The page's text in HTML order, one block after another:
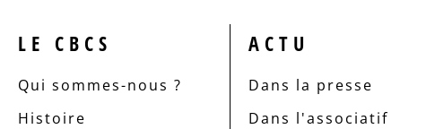
LE CBCS
Qui sommes-nous ?
Histoire
ACTU
Dans la presse
Dans l'associatif